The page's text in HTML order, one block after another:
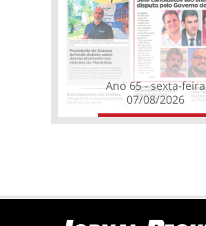
Ano 65 - sexta-feira
07/08/2026